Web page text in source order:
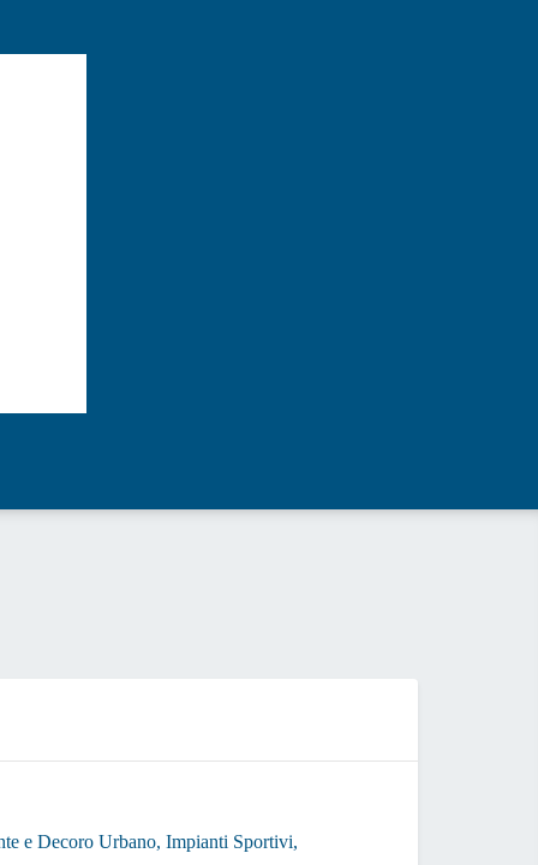
e Decoro Urbano, Impianti Sportivi,